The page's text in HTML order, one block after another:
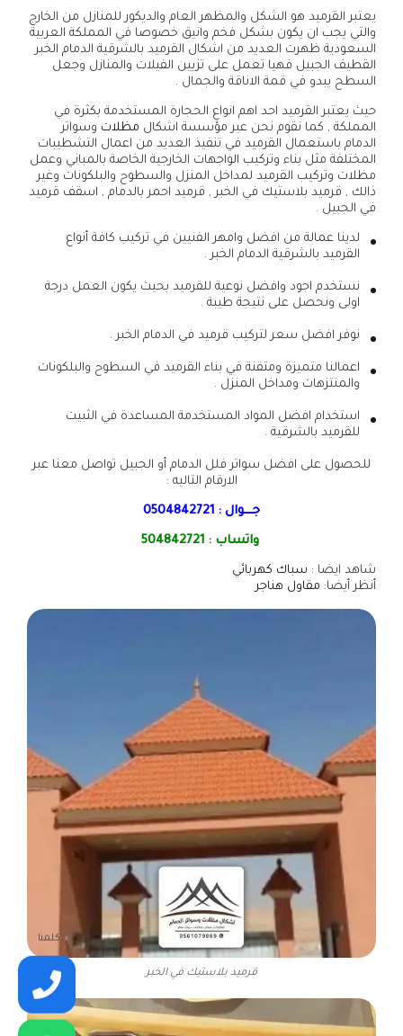
يعتبر القرميد هو الشكل والمظهر العام والديكور للمنازل من الخارج
والتي يجب ان يكون بشكل فخم وانيق خصوصا في المملكة العربية
السعودية ظهرت العديد من اشكال القرميد بالشرقية الدمام الخبر
القطيف الجبيل فهيا تعمل على تزيين الفيلات والمنازل وجعل
السطح يبدو في قمة الاناقة والجمال .
حيث يعتبر القرميد احد اهم انواع الحجارة المستخدمة بكثرة في
المملكة , كما نقوم نحن عبر مؤسسة اشكال مظلات وسواتر
الدمام باستعمال القرميد في تنفيذ العديد من اعمال التشطيبات
المختلفة مثل بناء وتركيب الواجهات الخارجية الخاصة بالمباني وعمل
مظلات وتركيب القرميد لمداخل المنزل والسطوح والبلكونات وغير
ذالك , قرميد بلاستيك في الخبر , قرميد احمر بالدمام , اسقف قرميد
في الجبيل .
لدينا عمالة من افضل وامهر الفنيين في تركيب كافة أنواع
القرميد بالشرقية الدمام الخبر .
نستخدم اجود وافضل نوعية للقرميد بحيث يكون العمل درجة
اولى ونحصل على نتيجة طيبة .
نوفر افضل سعر لتركيب قرميد في الدمام الخبر .
اعمالنا متميزة ومتقنة في بناء القرميد في السطوح والبلكونات
والمنتزهات ومداخل المنزل .
استخدام افضل المواد المستخدمة المساعدة في الثبيت
للقرميد بالشرقية .
للحصول على افضل سواتر فلل الدمام أو الجبيل تواصل معنا عبر
الارقام التاليه :
جـــوال : 0504842721
واتساب :504842721
شاهد ايضا : سباك كهربائي
أنظر أيضا: مقاول هناجر
قرميد بلاستيك في الخبر
كلمنا